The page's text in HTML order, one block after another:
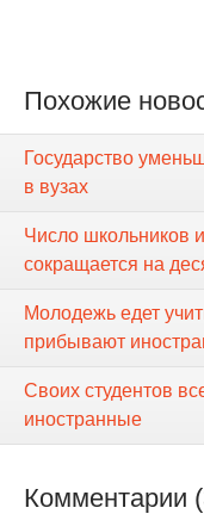
Похожие
Государство
в вузах
Число школьников
сокращается на
Молодежь едет
прибывают
Своих студентов
иностранные
Комментарии